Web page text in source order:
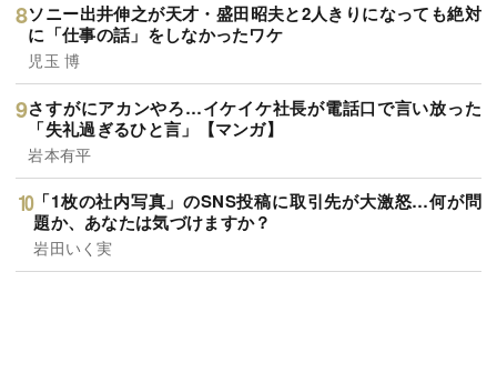
ソニー出井伸之が天才・盛田昭夫と2人きりになっても絶対
に「仕事の話」をしなかったワケ
児玉 博
さすがにアカンやろ…イケイケ社長が電話口で言い放った
「失礼過ぎるひと言」【マンガ】
岩本有平
「1枚の社内写真」のSNS投稿に取引先が大激怒…何が問
題か、あなたは気づけますか？
岩田いく実